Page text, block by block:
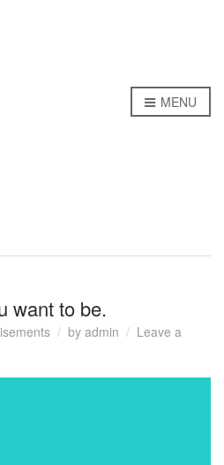
MENU
want to be.
by admin
Leave a